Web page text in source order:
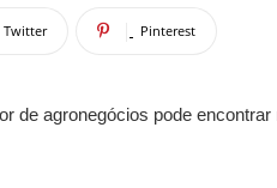
Twitter Pinterest
de agronegócios pode